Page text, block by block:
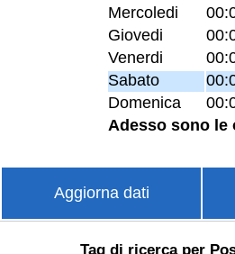
Mercoledi
Giovedi
Venerdi
Sabato
Domenica
Adesso sono le
Aggiorna dati
Tag di ricerca per